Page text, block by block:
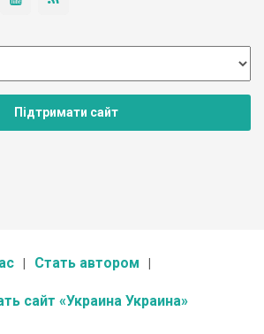
Підтримати сайт
Стать автором
сайт «Украина Украина»